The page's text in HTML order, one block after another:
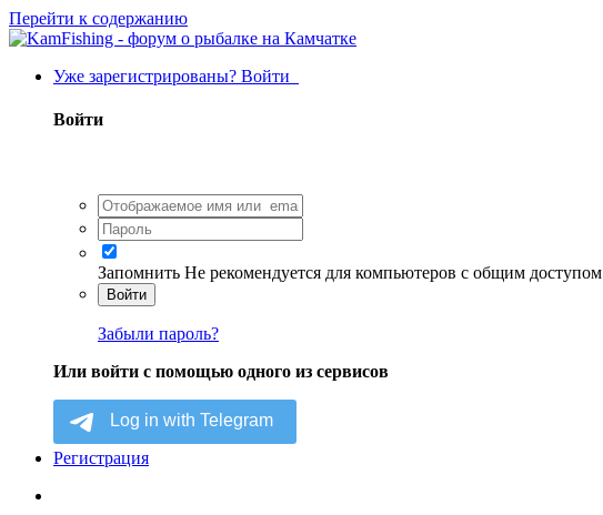
Перейти к содержанию
Уже зарегистрированы? Войти
Войти
Запомнить Не рекомендуется для компьютеров с общим доступом
Войти
Забыли пароль?
Или войти с помощью одного из сервисов
Регистрация